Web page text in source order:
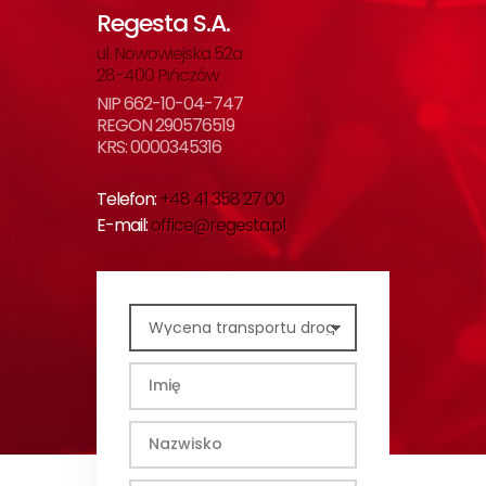
Regesta S.A.
ul. Nowowiejska 52a
28-400 Pińczów
NIP 662-10-04-747
REGON 290576519
KRS: 0000345316
Telefon:+48 41 358 27 00
E-mail:office@regesta.pl